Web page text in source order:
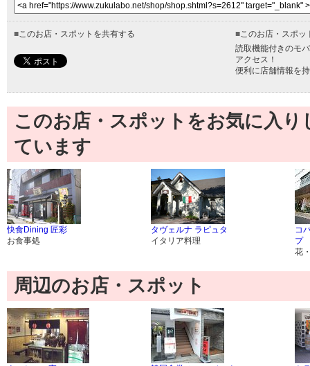
■このお店・スポットを共有する ■このお店・スポッ
読取機能付きのモ
アクセス！
便利に店舗情報を
このお店・スポットをお気に入
ています
快食Dining 匠彩
お食事処
タヴェルナ ラピュタ
イタリア料理
コ
プ
花
周辺のお店・スポット